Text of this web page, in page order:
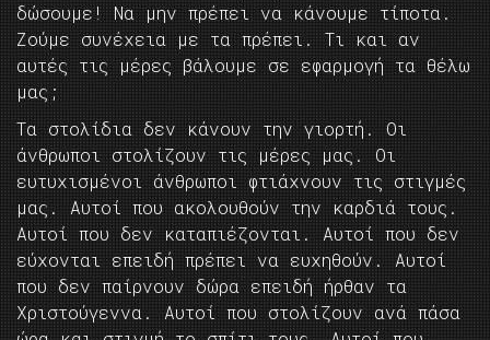
δώσουμε! Να μην πρέπει να κάνουμε τίποτα.
Ζούμε συνέχεια με τα πρέπει. Τι και αν
αυτές τις μέρες βάλουμε σε εφαρμογή τα θέλω
μας;
Τα στολίδια δεν κάνουν την γιορτή. Οι
άνθρωποι στολίζουν τις μέρες μας. Οι
ευτυχισμένοι άνθρωποι φτιάχνουν τις στιγμές
μας. Αυτοί που ακολουθούν την καρδιά τους.
Αυτοί που δεν καταπιέζονται. Αυτοί που δεν
εύχονται επειδή πρέπει να ευχηθούν. Αυτοί
που δεν παίρνουν δώρα επειδή ήρθαν τα
Χριστούγεννα. Αυτοί που στολίζουν ανά πάσα